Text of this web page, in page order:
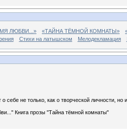
ЛЮБВИ...» «ТАЙНА ТЁМНОЙ КОМНАТЫ»
Стихи на латышском Мелодекламация
о себе не только, как о творческой личности,
Книга прозы "Тайна тёмной комнаты"